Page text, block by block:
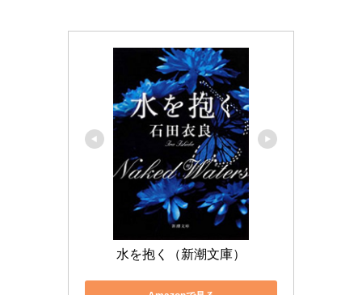
水を抱く（新潮文庫）